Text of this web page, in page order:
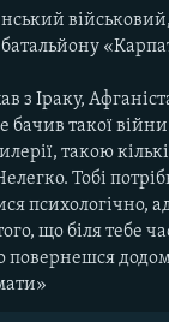
з Іраку,
бачив такої
такою
Тобі
психологічно,
що біля тебе
повернешся